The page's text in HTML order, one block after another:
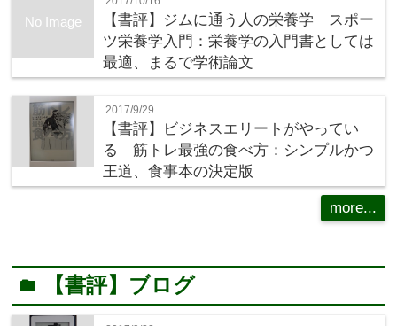
No Image
【書評】ジムに通う人の栄養学 スポー
ツ栄養学入門：栄養学の入門書としては
最適、まるで学術論文
2017/9/29
【書評】ビジネスエリートがやってい
る 筋トレ最強の食べ方：シンプルかつ
王道、食事本の決定版
more...
folder 【書評】ブログ